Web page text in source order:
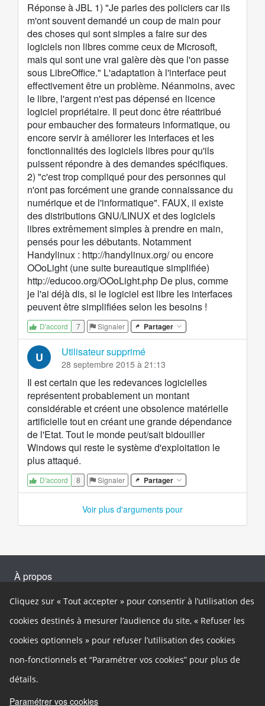
Réponse à JBL 1) "Je parles des policiers car ils
m'ont souvent demandé un coup de main pour
des choses qui sont simples a faire sur des
logiciels non libres comme ceux de Microsoft,
mais qui sont une vrai galère dès que l'on passe
sous LibreOffice." L'adaptation à l'interface peut
effectivement être un problème. Néanmoins, avec
le libre, l'argent n'est pas dépensé en licence
logiciel propriétaire. Il peut donc être réattribué
pour embaucher des formateurs informatique, ou
encore servir à améliorer les interfaces et les
fonctionnalités des logiciels libres pour qu'ils
puissent répondre à des demandes spécifiques.
2) "c'est trop compliqué pour des personnes qui
n'ont pas forcément une grande connaissance du
numérique et de l'informatique". FAUX, il existe
des distributions GNU/LINUX et des logiciels
libres extrêmement simples à prendre en main,
pensés pour les débutants. Notamment
Handylinux : http://handylinux.org/ou encore
OOoLight (une suite bureautique simplifiée)
http://educoo.org/OOoLight.php De plus, comme
je l'ai déjà dis, si le logiciel est libre les interfaces
peuvent être simplifiées selon les besoins !
D'accord 7 Signaler Partager
U Utilisateur supprimé
28 septembre 2015 à 21:13
Il est certain que les redevances logicielles
représentent probablement un montant
considérable et créent une obsolence matérielle
artificielle tout en créant une grande dépendance
de l'Etat. Tout le monde peut/sait bidouiller
Windows qui reste le système d'exploitation le
plus attaqué.
D'accord 8 Signaler Partager
Voir plus d'arguments pour
Cliquez sur « Tout accepter » pour consentir à l’utilisation des
cookies destinés à mesurer l’audience du site, « Refuser les
cookies optionnels » pour refuser l’utilisation des cookies
non-fonctionnels et “Paramétrer vos cookies” pour plus de
détails.
Paramétrer vos cookies
À propos
participationCap Collectif, selon les principes de la démocratie
Facebook Twitter Google+